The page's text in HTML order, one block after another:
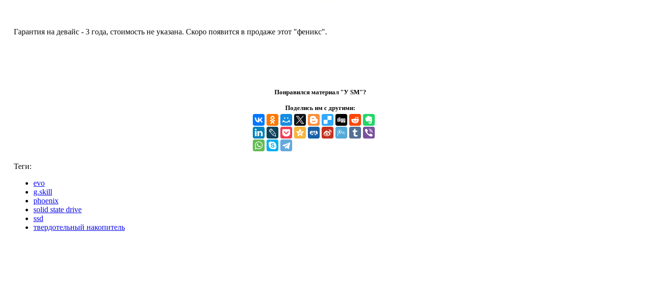
Гарантия на девайс - 3 года, стоимость не указана. Скоро появится в продаже этот "феникс".
Понравился материал "У SM"?
Поделись им с другими:
Теги:
evo
g.skill
phoenix
solid state drive
ssd
твердотельный накопитель